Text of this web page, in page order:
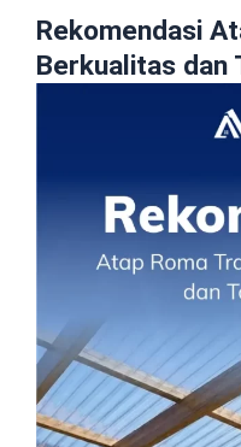
Rekomendasi
Berkualitas dan